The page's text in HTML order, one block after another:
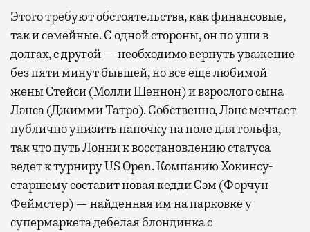
Этого требуют обстоятельства, как финансовые,
так и семейные. С одной стороны, он по уши в
долгах, с другой — необходимо вернуть уважение
без пяти минут бывшей, но все еще любимой
жены Стейси (Молли Шеннон) и взрослого сына
Лэнса (Джимми Татро). Собственно, Лэнс мечтает
публично унизить папочку на поле для гольфа,
так что путь Лонни к восстановлению статуса
ведет к турниру US Open. Компанию Хокинсу-
старшему составит новая кедди Сэм (Форчун
Феймстер) — найденная им на парковке у
супермаркета дебелая блондинка с